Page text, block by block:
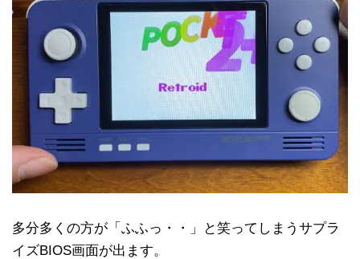
多分多くの方が「ふふっ・・」と笑ってしまうサプラ
イズBIOS画面が出ます。